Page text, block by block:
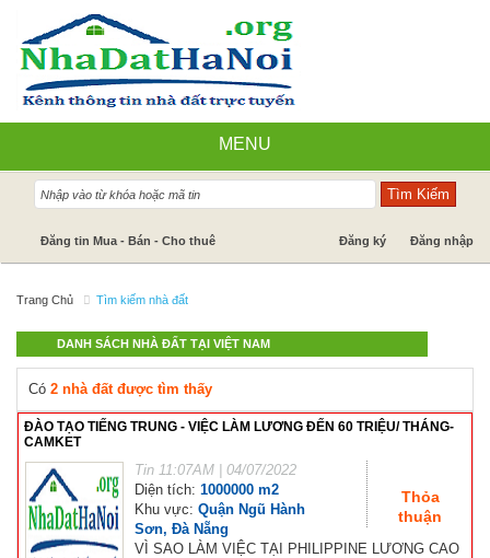
MENU
Nhà đất bán
Dự án
Tin tức
Báo giá dịch vụ
Hỗ trợ góp ý
Đăng tin Mua - Bán - Cho thuê Đăng ký Đăng nhập
Trang Chủ Tìm kiếm nhà đất
DANH SÁCH NHÀ ĐẤT TẠI VIỆT NAM
Có 2 nhà đất được tìm thấy
ĐÀO TẠO TIẾNG TRUNG - VIỆC LÀM LƯƠNG ĐẾN 60 TRIỆU/ THÁNG-
CAMKET
Tin 11:07AM | 04/07/2022
Diện tích: 1000000 m2
Khu vực: Quận Ngũ Hành
Sơn, Đà Nẵng
Thỏa
thuận
VÌ SAO LÀM VIỆC TẠI PHILIPPINE LƯƠNG CAO